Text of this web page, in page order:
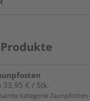
33,95 € / Stk.
Kategorie